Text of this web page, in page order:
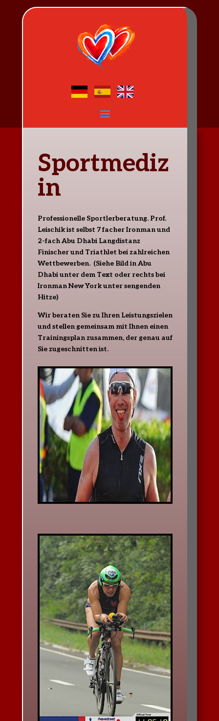
Sportmediz
in
Professionelle Sportlerberatung. Prof.
Leischik ist selbst 7 facher Ironman und
2-fach Abu Dhabi Langdistanz
Finischer und Triathlet bei zahlreichen
Wettbewerben. (Siehe Bild in Abu
Dhabi unter dem Text oder rechts bei
Ironman New York unter sengenden
Hitze)
Wir beraten Sie zu Ihren Leistungszielen
und stellen gemeinsam mit Ihnen einen
Trainingsplan zusammen, der genau auf
Sie zugeschnitten ist.